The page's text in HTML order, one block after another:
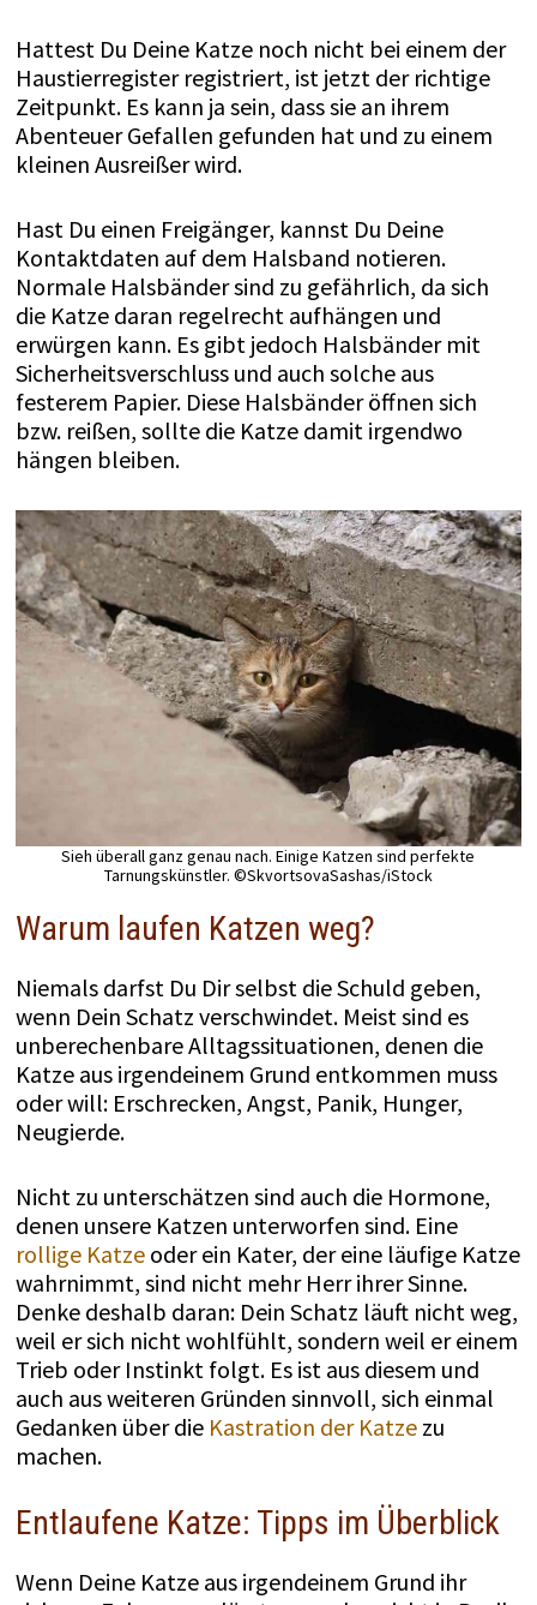
Hattest Du Deine Katze noch nicht bei einem der
Haustierregister registriert, ist jetzt der richtige
Zeitpunkt. Es kann ja sein, dass sie an ihrem
Abenteuer Gefallen gefunden hat und zu einem
kleinen Ausreißer wird.
Hast Du einen Freigänger, kannst Du Deine
Kontaktdaten auf dem Halsband notieren.
Normale Halsbänder sind zu gefährlich, da sich
die Katze daran regelrecht aufhängen und
erwürgen kann. Es gibt jedoch Halsbänder mit
Sicherheitsverschluss und auch solche aus
festerem Papier. Diese Halsbänder öffnen sich
bzw. reißen, sollte die Katze damit irgendwo
hängen bleiben.
Sieh überall ganz genau nach. Einige Katzen sind perfekte
Tarnungskünstler. ©SkvortsovaSashas/iStock
Warum laufen Katzen weg?
Niemals darfst Du Dir selbst die Schuld geben,
wenn Dein Schatz verschwindet. Meist sind es
unberechenbare Alltagssituationen, denen die
Katze aus irgendeinem Grund entkommen muss
oder will: Erschrecken, Angst, Panik, Hunger,
Neugierde.
Nicht zu unterschätzen sind auch die Hormone,
denen unsere Katzen unterworfen sind. Eine
rollige Katzeoder ein Kater, der eine läufige Katze
wahrnimmt, sind nicht mehr Herr ihrer Sinne.
Denke deshalb daran: Dein Schatz läuft nicht weg,
weil er sich nicht wohlfühlt, sondern weil er einem
Trieb oder Instinkt folgt. Es ist aus diesem und
auch aus weiteren Gründen sinnvoll, sich einmal
Gedanken über die Kastration der Katzezu
machen.
Entlaufene Katze: Tipps im Überblick
Wenn Deine Katze aus irgendeinem Grund ihr